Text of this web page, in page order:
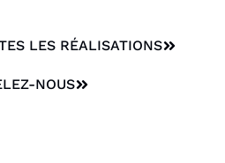
LES RÉALISATIONS
NOUS